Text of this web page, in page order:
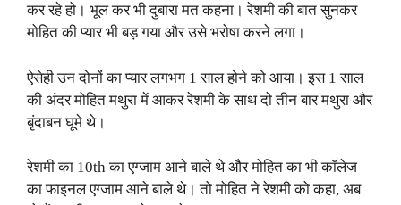
कर रहे हो। भूल कर भी दुबारा मत कहना। रेशमी की बात सुनकर
मोहित की प्यार भी बड़ गया और उसे भरोषा करने लगा।
ऐसेही उन दोनों का प्यार लगभग 1 साल होने को आया। इस 1 साल
की अंदर मोहित मथुरा में आकर रेशमी के साथ दो तीन बार मथुरा और
बृंदाबन घूमे थे।
रेशमी का 10th का एग्जाम आने बाले थे और मोहित का भी कॉलेज
का फाइनल एग्जाम आने बाले थे। तो मोहित ने रेशमी को कहा, अब